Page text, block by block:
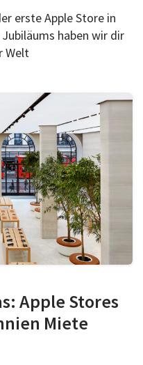
erste Apple Store in
haben wir dir
Welt
Apple Stores
Miete